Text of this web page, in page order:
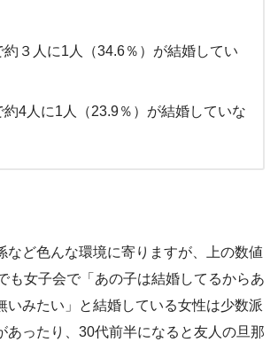
約３人に1人（34.6％）が結婚してい
約4人に1人（23.9％）が結婚していな
など色んな環境に寄りますが、上の数値
も女子会で「あの子は結婚してるからあ
いみたい」と結婚している女性は少数派
あったり、30代前半になると友人の旦那